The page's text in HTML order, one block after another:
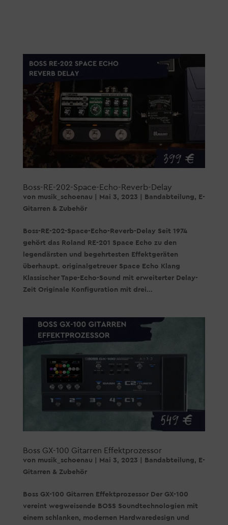
Boss-RE-202-Space-Echo-Reverb-Delay
von musik_schoenau Mai 3, 2023 Bandabteilung, E-
Gitarren & Zubehör
Boss-RE-202-Space-Echo-Reverb-Delay Seit 1974
gehört das Roland RE-201 Space Echo zu den
legendärsten und begehrtesten Effektgeräten
überhaupt. originalgetreuer Space Echo Klang
Klassischer Tape-Echo-Sound mit erweiterter Delay-
Zeit Originale Konfiguration mit drei...
Boss GX-100 Gitarren Effektprozessor
von musik_schoenau Mai 3, 2023 Bandabteilung, E-
Gitarren & Zubehör
Boss GX-100 Gitarren Effektprozessor Der GX-100
vereint wegweisende BOSS Soundtechnologien mit
einem schlanken, modernen Hardwaredesign und